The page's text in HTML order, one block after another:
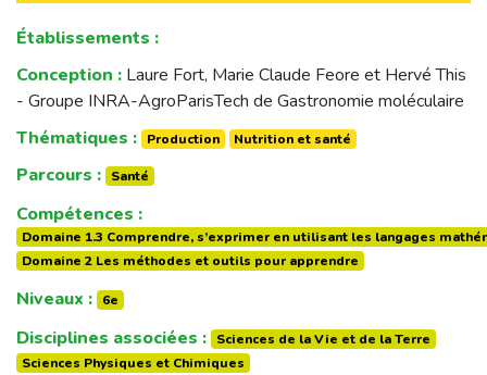
Établissements :
Conception : Laure Fort, Marie Claude Feore et Hervé This
- Groupe INRA-AgroParisTech de Gastronomie moléculaire
Thématiques :
Production Nutrition et santé
Parcours : Santé
Compétences :
Domaine 1.3 Comprendre, s’exprimer en utilisant les langages
Domaine 2 Les méthodes et outils pour apprendre
Niveaux : 6e
Disciplines associées :
Sciences de la Vie et de la Terre
Sciences Physiques et Chimiques